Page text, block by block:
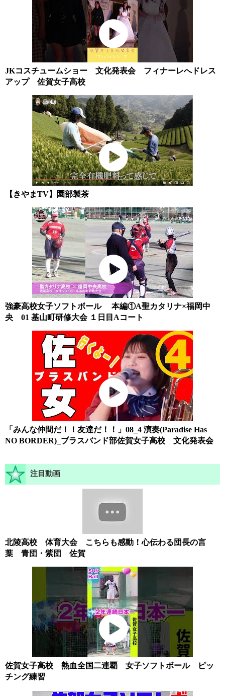
JKコスチュームショー 文化発表会 フィナーレへドレス
アップ 佐賀女子高校
【きやまTV】園部製茶
強豪高校女子ソフトボール 本編①A聖カタリナ×福岡中
央 01 基山町研修大会 １日目Aコート
「みんな仲間だ！！友達だ！！」08_4 演奏(Paradise Has
NO BORDER)_ブラスバンド部佐賀女子高校 文化発表会
注目動画
北陵高校 体育大会 こちらも感動！心伝わる団長の言
葉 青団・紫団 佐賀
佐賀女子高校 熱血全国二連覇 女子ソフトボール ピッ
チング練習